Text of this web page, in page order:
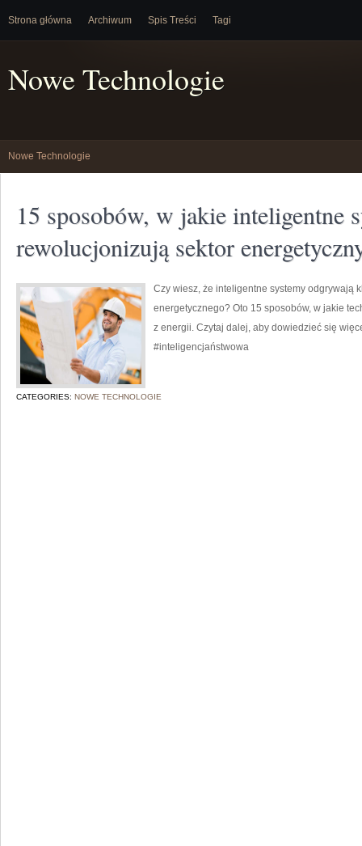
Strona główna Archiwum Spis Treści Tagi
Nowe Technologie
Nowe Technologie
15 sposobów, w jakie inteligentne
rewolucjonizują sektor
Czy wiesz, że inteligentne systemy odgrywają
energetycznego? Oto 15 sposobów, w jakie
z energii. Czytaj dalej, aby dowiedzieć się
#inteligencjaństwowa
CATEGORIES: NOWE TECHNOLOGIE